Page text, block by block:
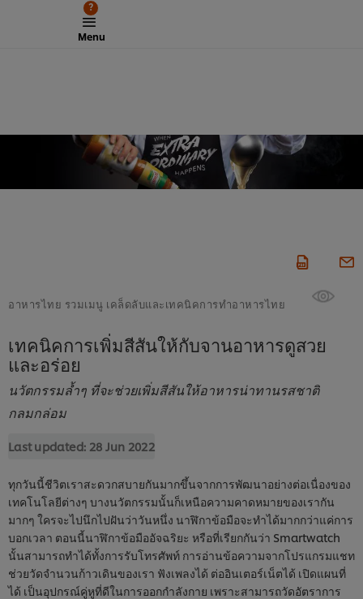
Menu
?
อาหารไทย รวมเมนู เคล็ดลับและเทคนิคการทำอาหารไทย
เทคนิคการเพิ่มสีสันให้กับจานอาหารดูสวย
และอร่อย
นวัตกรรมล้ำๆ ที่จะช่วยเพิ่มสีสันให้อาหารน่าทานรสชาติ
กลมกล่อม
Last updated: 28 Jun 2022
ทุกวันนี้ชีวิตเราสะดวกสบายกันมากขึ้นจากการพัฒนาอย่างต่อเนื่องของ
เทคโนโลยีต่างๆ บางนวัตกรรมนั้นก็เหนือความคาดหมายของเรากัน
มากๆ ใครจะไปนึกไปฝันว่าวันหนึ่ง นาฬิกาข้อมือจะทำได้มากกว่าแค่การ
บอกเวลา ตอนนี้นาฬิกาข้อมืออัจฉริยะ หรือที่เรียกกันว่า Smartwatch
นั้นสามารถทำได้ทั้งการรับโทรศัพท์ การอ่านข้อความจากโปรแกรมแชท
ช่วยวัดจำนวนก้าวเดินของเรา ฟังเพลงได้ ต่ออินเตอร์เน็ตได้ เปิดแผนที่
ได้ เป็นอุปกรณ์คู่หูที่ดีในการออกกำลังกาย เพราะสามารถวัดอัตราการ